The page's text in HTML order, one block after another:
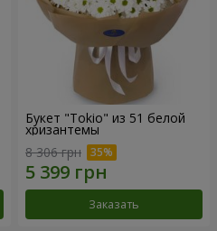
Букет "Tokio" из 51 белой
хризантемы
8 306 грн
Заказать